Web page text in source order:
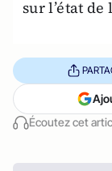
sur l’état de
Écoutez cet